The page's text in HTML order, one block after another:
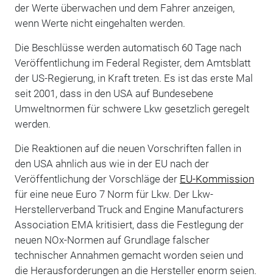
der Werte überwachen und dem Fahrer anzeigen,
wenn Werte nicht eingehalten werden.
Die Beschlüsse werden automatisch 60 Tage nach
Veröffentlichung im Federal Register, dem Amtsblatt
der US-Regierung, in Kraft treten. Es ist das erste Mal
seit 2001, dass in den USA auf Bundesebene
Umweltnormen für schwere Lkw gesetzlich geregelt
werden.
Die Reaktionen auf die neuen Vorschriften fallen in
den USA ahnlich aus wie in der EU nach der
Veröffentlichung der Vorschläge der EU-Kommission
für eine neue Euro 7 Norm für Lkw. Der Lkw-
Herstellerverband Truck and Engine Manufacturers
Association EMA kritisiert, dass die Festlegung der
neuen NOx-Normen auf Grundlage falscher
technischer Annahmen gemacht worden seien und
die Herausforderungen an die Hersteller enorm seien.